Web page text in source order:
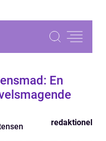
En
redaktionel